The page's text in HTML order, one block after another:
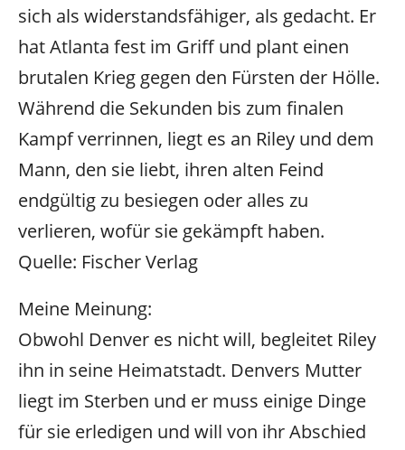
sich als widerstandsfähiger, als gedacht. Er
hat Atlanta fest im Griff und plant einen
brutalen Krieg gegen den Fürsten der Hölle.
Während die Sekunden bis zum finalen
Kampf verrinnen, liegt es an Riley und dem
Mann, den sie liebt, ihren alten Feind
endgültig zu besiegen oder alles zu
verlieren, wofür sie gekämpft haben.
Quelle: Fischer Verlag
Meine Meinung:
Obwohl Denver es nicht will, begleitet Riley
ihn in seine Heimatstadt. Denvers Mutter
liegt im Sterben und er muss einige Dinge
für sie erledigen und will von ihr Abschied